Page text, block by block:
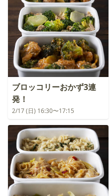
ブロッコリーおかず3連
発！
2/17 (日) 16:30〜17:15